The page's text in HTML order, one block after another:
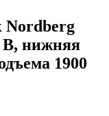
Nordberg
В, нижняя
1900